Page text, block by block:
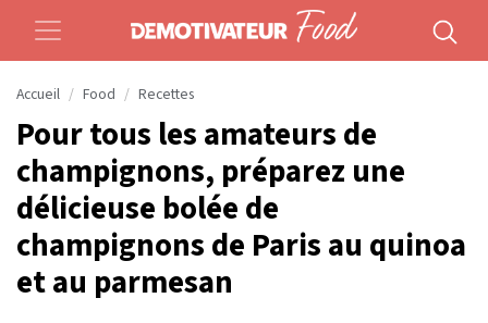
Accueil Food Recettes
Pour tous les amateurs de
champignons, préparez une
délicieuse bolée de
champignons de Paris au quinoa
et au parmesan